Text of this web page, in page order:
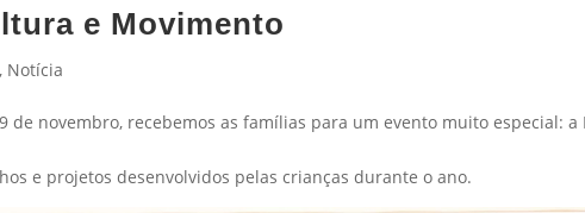
e Movimento
, Notícia
de novembro, recebemos as famílias para um evento muito especial:
e projetos desenvolvidos pelas crianças durante o ano.